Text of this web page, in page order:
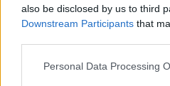
also be disclosed by us to third
Downstream Participants that
Please note that this website/
Personal Data Processing